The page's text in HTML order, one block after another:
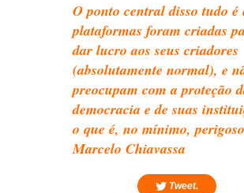
O ponto central disso tudo é
plataformas foram criadas
dar lucro aos seus criadores
(absolutamente normal), e
preocupam com a proteção
democracia e de suas
o que é, no mínimo,
Marcelo Chiavassa
Tweet.